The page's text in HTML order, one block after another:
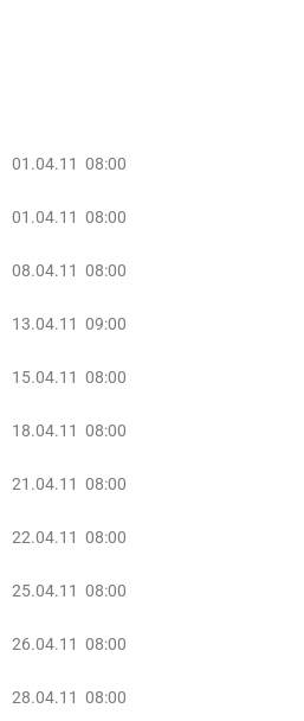
01.04.11 08:00
01.04.11 08:00
08.04.11 08:00
13.04.11 09:00
15.04.11 08:00
18.04.11 08:00
21.04.11 08:00
22.04.11 08:00
25.04.11 08:00
26.04.11 08:00
28.04.11 08:00